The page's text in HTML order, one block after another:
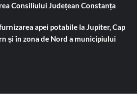
Consiliului Județean Constanța
apei potabile la Jupiter, Cap
și în zona de Nord a municipiului